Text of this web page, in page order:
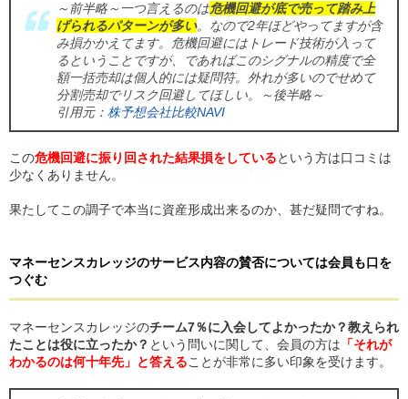
～前半略～一つ言えるのは危機回避が底で売って踏み上
げられるパターンが多い。なので2年ほどやってますが含
み損かかえてます。危機回避にはトレード技術が入って
るということですが、であればこのシグナルの精度で全
額一括売却は個人的には疑問符。外れが多いのでせめて
分割売却でリスク回避してほしい。～後半略～
引用元： 株予想会社比較NAVI
この危機回避に振り回された結果損をしているという方は口コミは
少なくありません。
果たしてこの調子で本当に資産形成出来るのか、甚だ疑問ですね。
マネーセンスカレッジのサービス内容の賛否については会員も口を
つぐむ
マネーセンスカレッジのチーム7％に入会してよかったか？教えられ
たことは役に立ったか？ という問いに関して、会員の方は 「それが
わかるのは何十年先」と答えることが非常に多い印象を受けます。